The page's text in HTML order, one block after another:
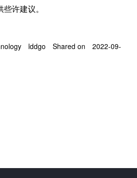
许建议。
lddgo Shared on
2022-09-